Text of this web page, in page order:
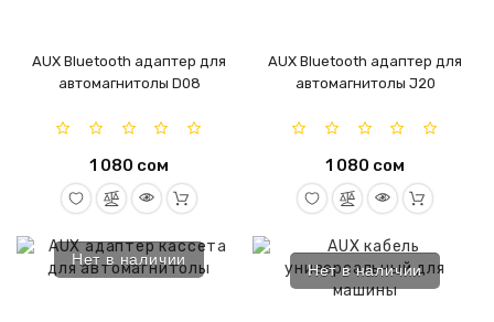
AUX Bluetooth адаптер для
автомагнитолы D08
1 080 сом
AUX Bluetooth адаптер для
автомагнитолы J20
1 080 сом
Нет в наличии
Нет в наличии